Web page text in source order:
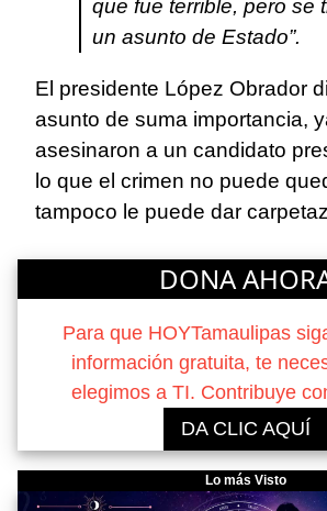
que fue terrible, pero se
un asunto de Estado”.
El presidente López Obrador
asunto de suma importancia,
asesinaron a un candidato
lo que el crimen no puede
tampoco le puede dar
DONA
Para que HOYTamaulipas
información gratuita, te
elegimos a TI. Contribuye
DA CLIC AQUÍ
Lo más Visto